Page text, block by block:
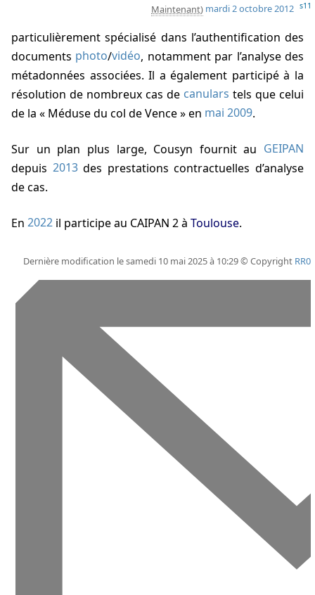
mardi 2 octobre 2012 s11
particulièrement spécialisé dans l’authentification des
documents photo/vidéo, notamment par l’analyse des
métadonnées associées. Il a également participé à la
résolution de nombreux cas de canulars tels que celui
de la « Méduse du col de Vence » en mai 2009.
Sur un plan plus large, Cousyn fournit au GEIPAN
depuis 2013des prestations contractuelles d’analyse
de cas.
En 2022 il participe au CAIPAN 2 à Toulouse.
Dernière modification le samedi 10 mai 2025 à 10:29 © Copyright RR0